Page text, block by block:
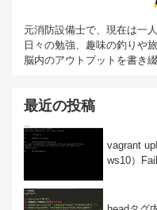
元消防設備士で、現在は一
日々の勉強、趣味の釣りや
脳内のアウトプットを書き
最近の投稿
vagrant
ws10）